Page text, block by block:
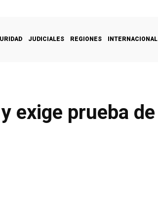
JUDICIALES REGIONES INTERNACIONAL
exige prueba de